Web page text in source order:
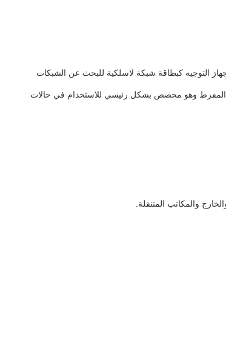
التوجيه كبطاقة شبكة لاسلكية للبحث عن الشبكات
المفرط وهو مخصص بشكل رئيسي للاستخدام في حالات